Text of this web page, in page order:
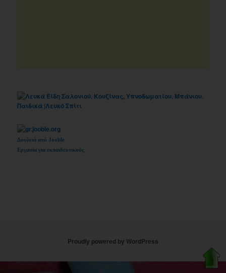
Δουλειά από Jooble
Εργασία για εκπαιδευτικούς
Proudly powered by WordPress